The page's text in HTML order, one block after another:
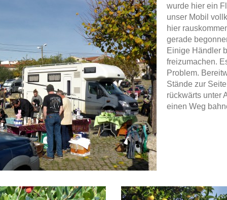
wurde hier ein
unser Mobil
hier
gerade
Einige Händler
freizumachen.
Problem.
Stände zur
rückwärts unter
einen Weg